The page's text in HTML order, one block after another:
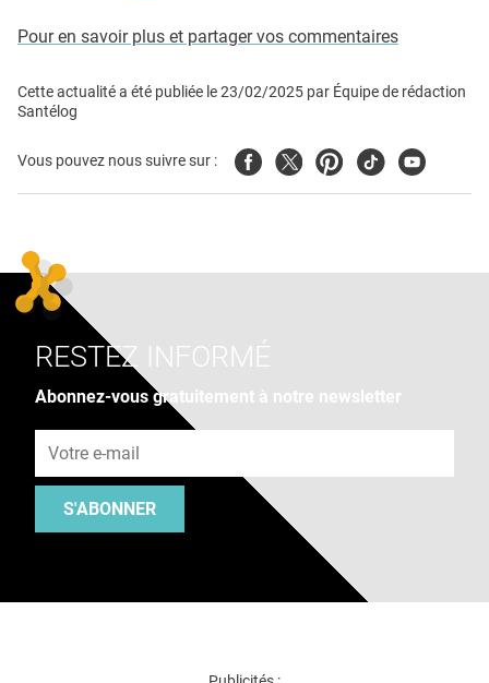
Pour en savoir plus et partager vos commentaires
Cette actualité a été publiée le23/02/2025 par Équipe de rédaction
Santélog
Vous pouvez nous suivre sur : FacebookTwitterPinterest
TiktokYoutube
RESTEZ INFORMÉ
Abonnez-vous gratuitement à notre newsletter
S'ABONNER